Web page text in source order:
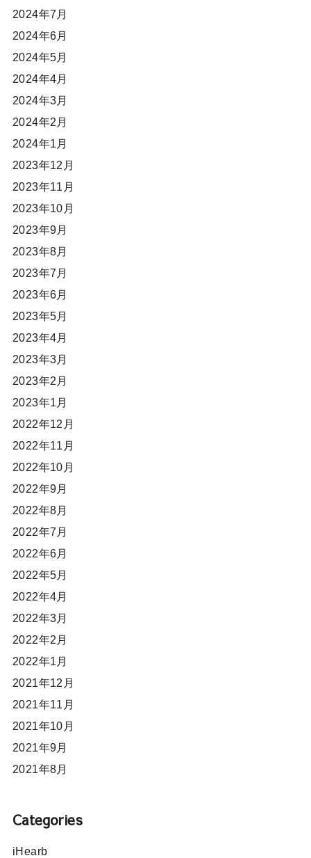
2024年7月
2024年6月
2024年5月
2024年4月
2024年3月
2024年2月
2024年1月
2023年12月
2023年11月
2023年10月
2023年9月
2023年8月
2023年7月
2023年6月
2023年5月
2023年4月
2023年3月
2023年2月
2023年1月
2022年12月
2022年11月
2022年10月
2022年9月
2022年8月
2022年7月
2022年6月
2022年5月
2022年4月
2022年3月
2022年2月
2022年1月
2021年12月
2021年11月
2021年10月
2021年9月
2021年8月
Categories
iHearb